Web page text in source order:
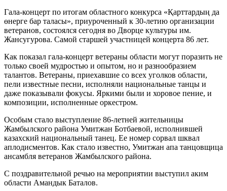
Гала-концерт по итогам областного конкурса «Қарттардың да
өнерге бар таласы», приуроченный к 30-летию организации
ветеранов, состоялся сегодня во Дворце культуры им.
Жансугурова. Самой старшей участницей концерта 86 лет.
Как показал гала-концерт ветераны области могут поразить не
только своей мудростью и опытом, но и разнообразием
талантов. Ветераны, приехавшие со всех уголков области,
пели известные песни, исполняли национальные танцы и
даже показывали фокусы. Яркими были и хоровое пение, и
композиции, исполненные оркестром.
Особым стало выступление 86-летней жительницы
Жамбылского района Умитжан Ботбаевой, исполнившей
казахский национальный танец. Ее номер сорвал шквал
аплодисментов. Как стало известно, Умитжан апа танцовщица
ансамбля ветеранов Жамбылского района.
С поздравительной речью на мероприятии выступил аким
области Амандык Баталов.